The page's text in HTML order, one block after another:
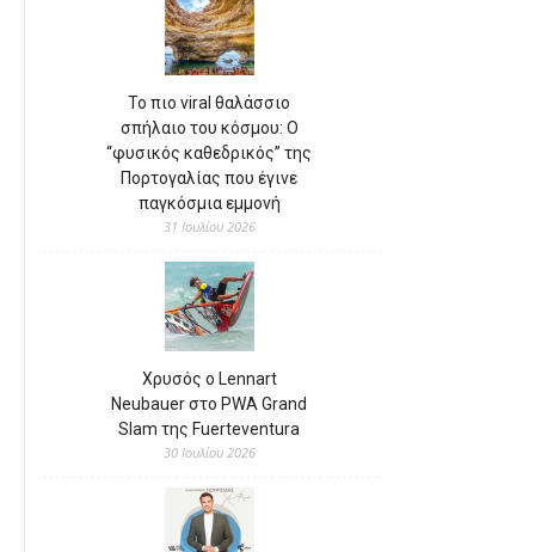
Το πιο viral θαλάσσιο
σπήλαιο του κόσμου: Ο
“φυσικός καθεδρικός” της
Πορτογαλίας που έγινε
παγκόσμια εμμονή
31 Ιουλίου 2026
Χρυσός ο Lennart
Neubauer στο PWA Grand
Slam της Fuerteventura
30 Ιουλίου 2026